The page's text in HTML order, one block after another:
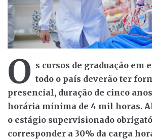
O s cursos de graduação em
todo o país deverão ter
presencial, duração de cinco
horária mínima de 4 mil horas.
o estágio supervisionado
corresponder a 30% da carga